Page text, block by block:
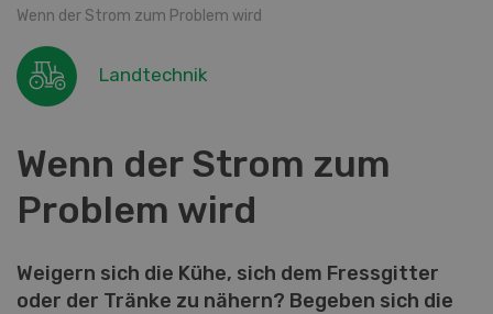
Wenn der Strom zum Problem wird
Landtechnik
Wenn der Strom zum
Problem wird
Weigern sich die Kühe, sich dem Fressgitter
oder der Tränke zu nähern? Begeben sich die